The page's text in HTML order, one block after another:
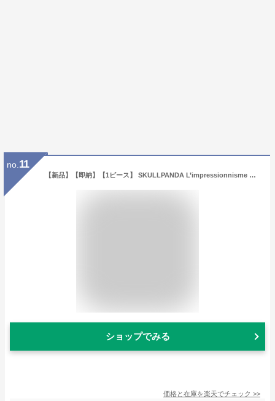
no. 11
【新品】【即納】【1ピース】 SKULLPANDA L’impressionnisme シリーズぬいぐるみペンダント POP MART ポップマート フィギュア スカルパンダ インプレッショニズムシリーズ
ショップでみる
価格と在庫を楽天でチェック >>